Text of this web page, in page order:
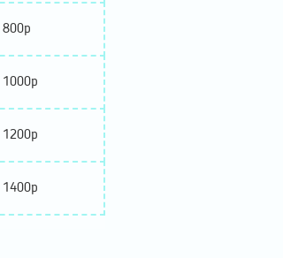
800р
1000р
1200р
1400р